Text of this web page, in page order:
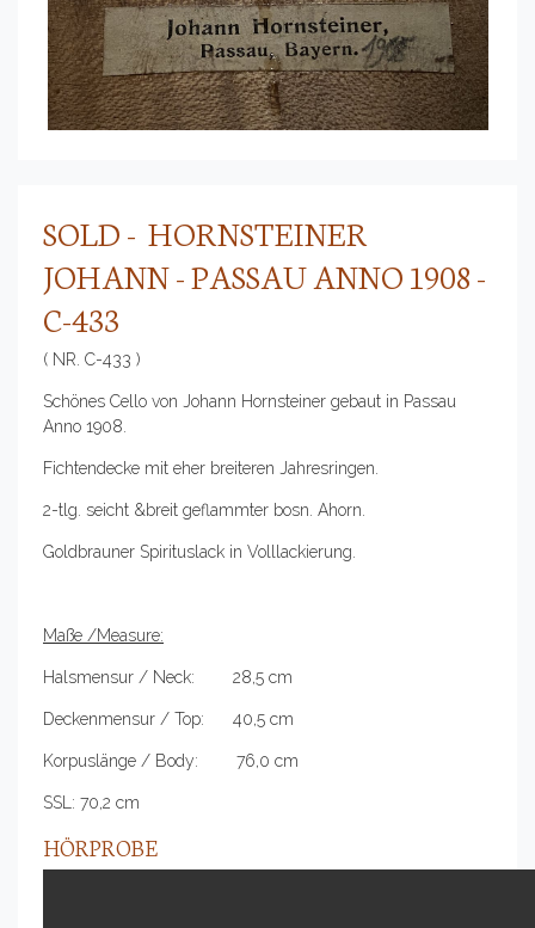
SOLD - HORNSTEINER
JOHANN - PASSAU ANNO 1908 -
C-433
( NR. C-433 )
Schönes Cello von Johann Hornsteiner gebaut in Passau
Anno 1908.
Fichtendecke mit eher breiteren Jahresringen.
2-tlg. seicht &breit geflammter bosn. Ahorn.
Goldbrauner Spirituslack in Volllackierung.
Maße /Measure:
Halsmensur / Neck: 28,5 cm
Deckenmensur / Top: 40,5 cm
Korpuslänge / Body: 76,0 cm
SSL: 70,2 cm
HÖRPROBE